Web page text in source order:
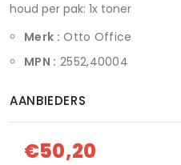
houd per pak: 1x toner
Merk : Otto Office
MPN : 2552,40004
AANBIEDERS
€50,20